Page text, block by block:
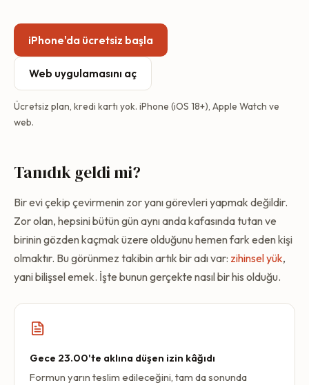
iPhone'da ücretsiz başla
Web uygulamasını aç
Ücretsiz plan, kredi kartı yok. iPhone (iOS 18+), Apple Watch ve
web.
Tanıdık geldi mi?
Bir evi çekip çevirmenin zor yanı görevleri yapmak değildir.
Zor olan, hepsini bütün gün aynı anda kafasında tutan ve
birinin gözden kaçmak üzere olduğunu hemen fark eden kişi
olmaktır. Bu görünmez takibin artık bir adı var: zihinsel yük,
yani bilişsel emek. İşte bunun gerçekte nasıl bir his olduğu.
Gece 23.00'te aklına düşen izin kâğıdı
Formun yarın teslim edileceğini, tam da sonunda